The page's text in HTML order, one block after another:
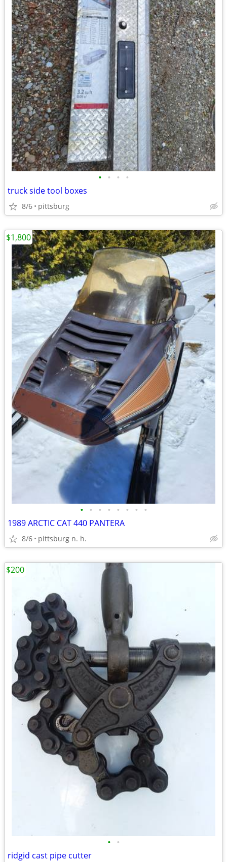
• • • •
truck side tool boxes
8/6 pittsburg
• • • • • • • •
1989 ARCTIC CAT 440 PANTERA
8/6 pittsburg n. h.
$1,800
• •
ridgid cast pipe cutter
$200